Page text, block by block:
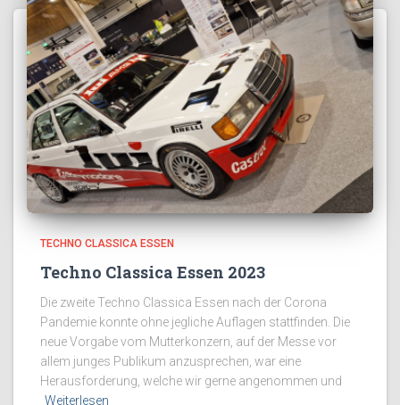
TECHNO CLASSICA ESSEN
Techno Classica Essen 2023
Die zweite Techno Classica Essen nach der Corona
Pandemie konnte ohne jegliche Auflagen stattfinden. Die
neue Vorgabe vom Mutterkonzern, auf der Messe vor
allem junges Publikum anzusprechen, war eine
Herausforderung, welche wir gerne angenommen und
Weiterlesen